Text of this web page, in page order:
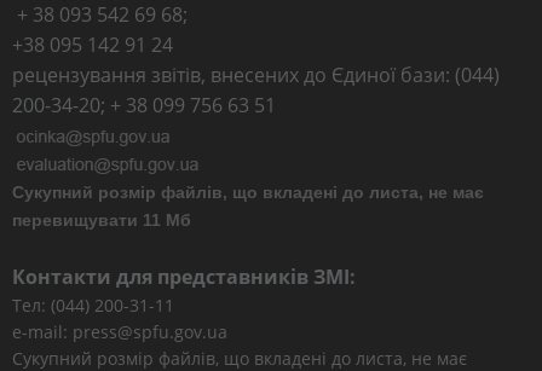
+ 38 093 542 69 68;
+38 095 142 91 24
рецензування звітів, внесених до Єдиної бази: (044)
200-34-20; + 38 099 756 63 51
Сукупний розмір файлів, що вкладені до листа, не має
перевищувати 11 Мб
Контакти для представників ЗМІ:
Тел: (044) 200-31-11
e-mail: press@spfu.gov.ua
Сукупний розмір файлів, що вкладені до листа, не має